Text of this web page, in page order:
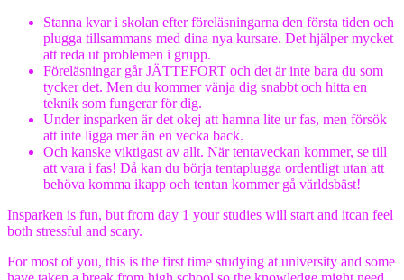
Stanna kvar i skolan efter föreläsningarna den första tiden och
plugga tillsammans med dina nya kursare. Det hjälper mycket
att reda ut problemen i grupp.
Föreläsningar går JÄTTEFORT och det är inte bara du som
tycker det. Men du kommer vänja dig snabbt och hitta en
teknik som fungerar för dig.
Under insparken är det okej att hamna lite ur fas, men försök
att inte ligga mer än en vecka back.
Och kanske viktigast av allt. När tentaveckan kommer, se till
att vara i fas! Då kan du börja tentaplugga ordentligt utan att
behöva komma ikapp och tentan kommer gå världsbäst!
Insparken is fun, but from day 1 your studies will start and itcan feel
both stressful and scary.
For most of you, this is the first time studying at university and some